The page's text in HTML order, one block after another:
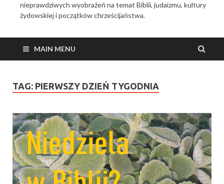
nieprawdziwych wyobrażeń na temat Biblii, judaizmu, kultury
żydowskiej i początków chrześcijaństwa.
MAIN MENU
TAG: PIERWSZY DZIEŃ TYGODNIA